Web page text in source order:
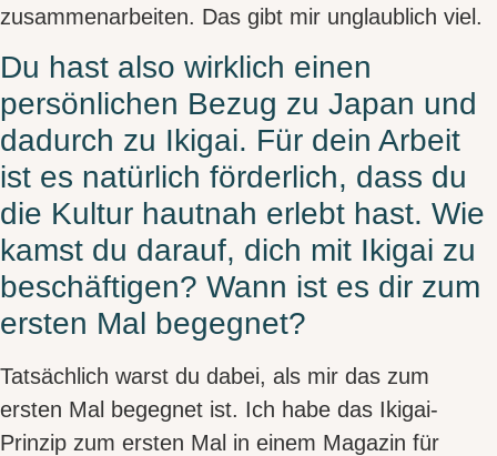
zusammenarbeiten. Das gibt mir unglaublich viel.
Du hast also wirklich einen
persönlichen Bezug zu Japan und
dadurch zu Ikigai. Für dein Arbeit
ist es natürlich förderlich, dass du
die Kultur hautnah erlebt hast. Wie
kamst du darauf, dich mit Ikigai zu
beschäftigen? Wann ist es dir zum
ersten Mal begegnet?
Tatsächlich warst du dabei, als mir das zum
ersten Mal begegnet ist. Ich habe das Ikigai-
Prinzip zum ersten Mal in einem Magazin für